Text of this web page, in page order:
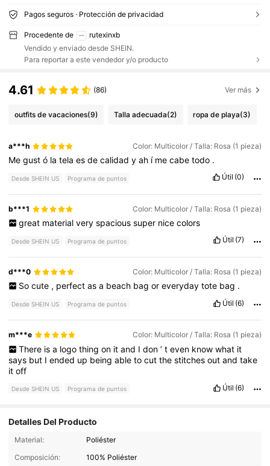
Pagos seguros · Protección de privacidad
Procedente de
rutexinxb
Vendido y enviado desde SHEIN.
Para reportar a este vendedor y/o producto
4.61 (86) Ver más
outfits de vacaciones(9) Talla adecuada(2) ropa de playa(3)
a***h Color: Multicolor / Talla: Rosa (1 pieza)
Megustó latelaesdecalidadyah í mecabetodo .
Desde SHEIN US Programa de puntos Útil (0)
b***1 Color: Multicolor / Talla: Rosa (1 pieza)
great material very spacious super nice colors
Desde SHEIN US Programa de puntos Útil (7)
d***0 Color: Multicolor / Talla: Rosa (1 pieza)
So cute , perfect as a beach bag or everyday tote bag .
Desde SHEIN US Programa de puntos Útil (6)
m***e Color: Multicolor / Talla: Rosa (1 pieza)
There is a logo thing on it and I don ’ t even know what it
says but Iended up beingabletocutthestitchesoutandtake
itoff
Desde SHEIN US Programa de puntos Útil (6)
Detalles Del Producto
Material:
Poliéster
Composición:
100% Poliéster